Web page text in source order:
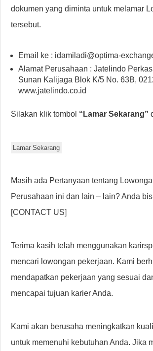
dokumen yang diminta untuk melamar
tersebut.
Email ke : idamiladi@optima-
Alamat Perusahaan : Jatelindo
Sunan Kalijaga Blok K/5 No. 63B,
www.jatelindo.co.id
Silakan klik tombol “Lamar Sekarang”
Lamar Sekarang
Masih ada Pertanyaan tentang
Perusahaan ini dan lain – lain? Anda
[CONTACT US]
Terima kasih telah menggunakan
mencari lowongan pekerjaan. Kami
mendapatkan pekerjaan yang sesuai
mencapai tujuan karier Anda.
Kami akan berusaha meningkatkan
untuk memenuhi kebutuhan Anda. Jika